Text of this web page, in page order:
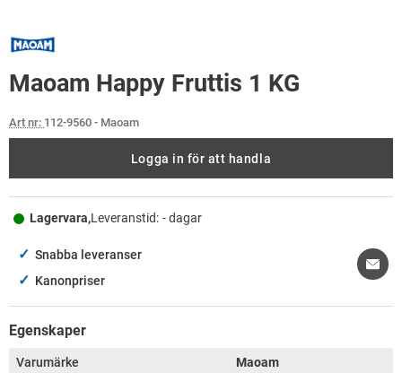
Maoam Happy Fruttis 1 KG
Art nr: 112-9560 - Maoam
Logga in för att handla
Lagervara,Leveranstid: - dagar
✓ Snabba leveranser
✓ Kanonpriser
Egenskaper
Varumärke Maoam